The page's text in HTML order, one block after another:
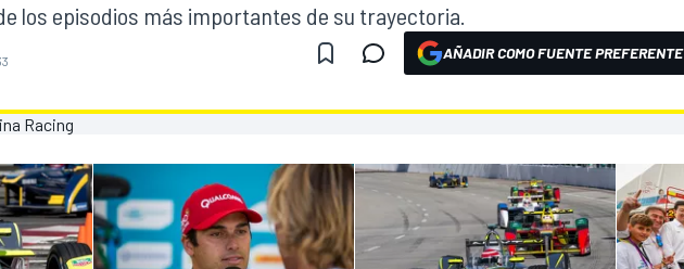
los episodios más importantes de su trayectoria.
AÑADIR COMO FUENTE PREFERENTE